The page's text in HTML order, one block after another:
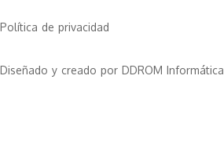
Política de privacidad
Diseñado y creado por DDROM Informática